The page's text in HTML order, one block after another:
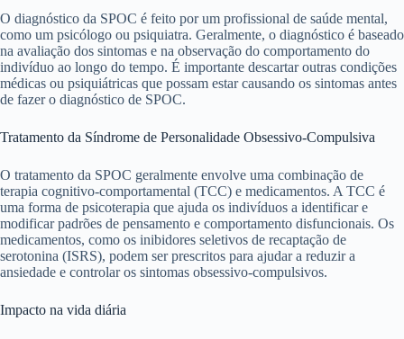
O diagnóstico da SPOC é feito por um profissional de saúde mental,
como um psicólogo ou psiquiatra. Geralmente, o diagnóstico é baseado
na avaliação dos sintomas e na observação do comportamento do
indivíduo ao longo do tempo. É importante descartar outras condições
médicas ou psiquiátricas que possam estar causando os sintomas antes
de fazer o diagnóstico de SPOC.
Tratamento da Síndrome de Personalidade Obsessivo-Compulsiva
O tratamento da SPOC geralmente envolve uma combinação de
terapia cognitivo-comportamental (TCC) e medicamentos. A TCC é
uma forma de psicoterapia que ajuda os indivíduos a identificar e
modificar padrões de pensamento e comportamento disfuncionais. Os
medicamentos, como os inibidores seletivos de recaptação de
serotonina (ISRS), podem ser prescritos para ajudar a reduzir a
ansiedade e controlar os sintomas obsessivo-compulsivos.
Impacto na vida diária